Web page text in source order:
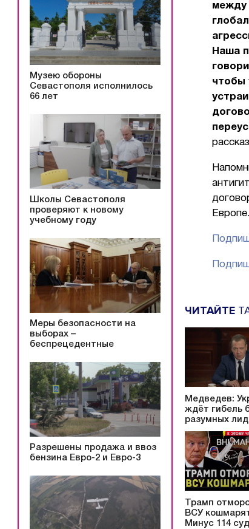
Музею обороны
Севастополя исполнилось
66 лет
Школы Севастополя
проверяют к новому
учебному году
Меры безопасности на
выборах –
беспрецедентные
Разрешены продажа и ввоз
бензина Евро-2 и Евро-3
между
Наша
чтобы
Европе.
ЧИТАЙТЕ
Медведев:
ждёт гибель
разумных
Трамп
ВСУ кошмарят
Минус 114